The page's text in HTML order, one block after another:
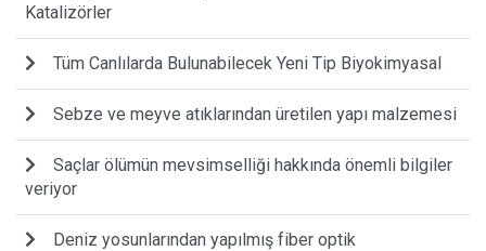
Katalizörler
Tüm Canlılarda Bulunabilecek Yeni Tip Biyokimyasal
Sebze ve meyve atıklarından üretilen yapı malzemesi
Saçlar ölümün mevsimselliği hakkında önemli bilgiler
veriyor
Deniz yosunlarından yapılmış fiber optik